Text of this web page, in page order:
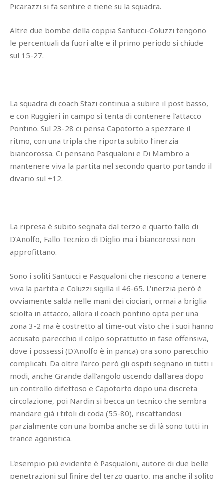
Picarazzi si fa sentire e tiene su la squadra.
Altre due bombe della coppia Santucci-Coluzzi tengono
le percentuali da fuori alte e il primo periodo si chiude
sul 15-27.
La squadra di coach Stazi continua a subire il post basso,
e con Ruggieri in campo si tenta di contenere l’attacco
Pontino. Sul 23-28 ci pensa Capotorto a spezzare il
ritmo, con una tripla che riporta subito l’inerzia
biancorossa. Ci pensano Pasqualoni e Di Mambro a
mantenere viva la partita nel secondo quarto portando il
divario sul +12.
La ripresa è subito segnata dal terzo e quarto fallo di
D’Anolfo, Fallo Tecnico di Diglio ma i biancorossi non
approfittano.
Sono i soliti Santucci e Pasqualoni che riescono a tenere
viva la partita e Coluzzi sigilla il 46-65. L'inerzia però è
ovviamente salda nelle mani dei ciociari, ormai a briglia
sciolta in attacco, allora il coach pontino opta per una
zona 3-2 ma è costretto al time-out visto che i suoi hanno
accusato parecchio il colpo soprattutto in fase offensiva,
dove i possessi (D'Anolfo è in panca) ora sono parecchio
complicati. Da oltre l'arco però gli ospiti segnano in tutti i
modi, anche Grande dall'angolo uscendo dall'area dopo
un controllo difettoso e Capotorto dopo una discreta
circolazione, poi Nardin si becca un tecnico che sembra
mandare già i titoli di coda (55-80), riscattandosi
parzialmente con una bomba anche se di là sono tutti in
trance agonistica.
L'esempio più evidente è Pasqualoni, autore di due belle
penetrazioni sul finire del terzo quarto, ma anche il solito